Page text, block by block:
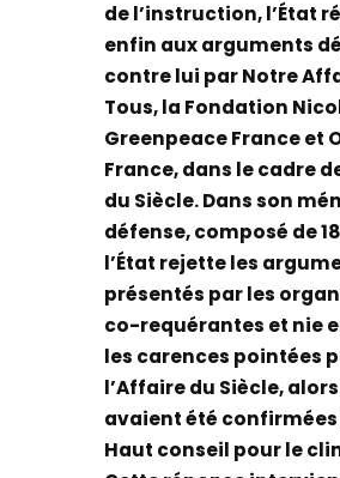
de l’instruction, l’État
enfin aux arguments
contre lui par Notre
Tous, la Fondation
Greenpeace France et
France, dans le cadre
du Siècle. Dans son
défense, composé de
l’État rejette les
présentés par les
co-requérantes et nie
les carences pointées
l’Affaire du Siècle,
avaient été confirmées
Haut conseil pour le